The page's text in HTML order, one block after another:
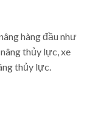
hàng đầu như
thủy lực, xe
thủy lực.